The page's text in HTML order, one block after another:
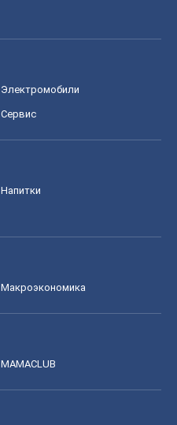
Электромобили
Сервис
Напитки
Mакроэкономика
MAMACLUB